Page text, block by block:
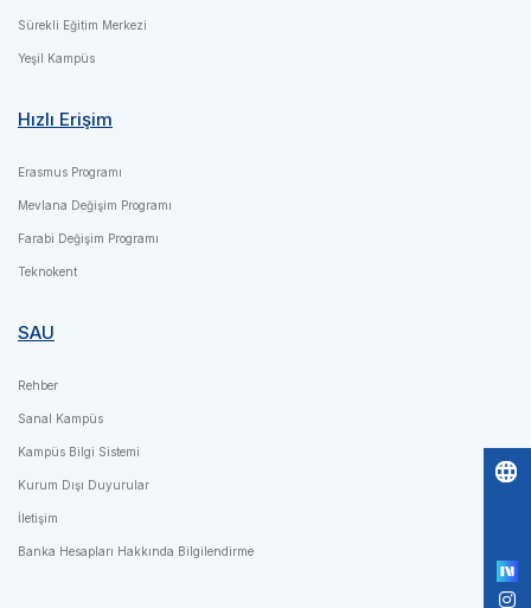
Sürekli Eğitim Merkezi
Yeşil Kampüs
Hızlı Erişim
Erasmus Programı
Mevlana Değişim Programı
Farabi Değişim Programı
Teknokent
SAU
Rehber
Sanal Kampüs
Kampüs Bilgi Sistemi
Kurum Dışı Duyurular
İletişim
Banka Hesapları Hakkında Bilgilendirme